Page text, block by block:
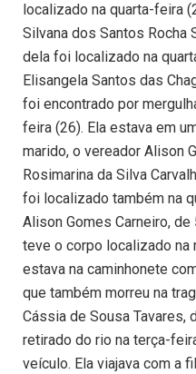
localizado na quarta-feira
Silvana dos Santos Rocha
dela foi localizado na
Elisangela Santos das
foi encontrado por
feira (26). Ela estava em
marido, o vereador Alison
Rosimarina da Silva
foi localizado também na
Alison Gomes Carneiro,
teve o corpo localizado na
estava na caminhonete
que também morreu na
Cássia de Sousa Tavares,
retirado do rio na terça-
veículo. Ela viajava com a